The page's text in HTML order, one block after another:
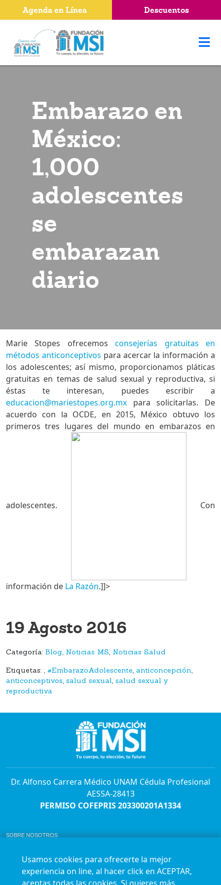
Embarazo en
México:
1,000
adolescentes
se
embarazan
diario
Marie Stopes ofrecemosconsejerías gratuitas en
métodos anticonceptivos para acercar la información a
los adolescentes; así mismo, proporcionamos pláticas
gratuitas en temas de salud sexual y reproductiva, si
éstas te interesan, puedes escribir a
educacion@mariestopes.org.mx para solicitarlas. De
acuerdo con la OCDE, en 2015, México obtuvo los
primeros tres lugares del mundo en embarazos en
adolescentes. Con
información de La Razón.]]>
19 Agosto 2016
Categoría: Blog, Noticias MS, Noticias Salud
Etiquetas: , #EmbarazoAdolescente, anticoncepción,
anticonceptivos, salud sexual, salud sexual y
reproductiva
Dr. Alfonso Carrera Médico UNAM Cédula Profesional
AESSA-28413
PERMISO COFEPRIS 203300201A1334
SOBRE NOSOTROS
AVISO DE PRIVACIDAD
Horario de atención para citas e informes:
Lunes a sábado de 7:00am a 9:00pm
Agenda en Línea Descuentos
Usamos cookies para ofrecerte la mejor
experiencia on line, al hacer click en ACEPTAR,